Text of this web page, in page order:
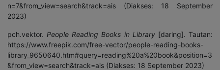
n=7&from_view=search&track=ais (Diakses: 18 September
2023)
pch.vektor. People Reading Books in Library [daring]. Tautan:
https://www.freepik.com/free-vector/people-reading-books-
library_9650640.htm#query=reading%20a%20book&position=3
&from_view=search&track=ais (Diakses: 18 September 2023)